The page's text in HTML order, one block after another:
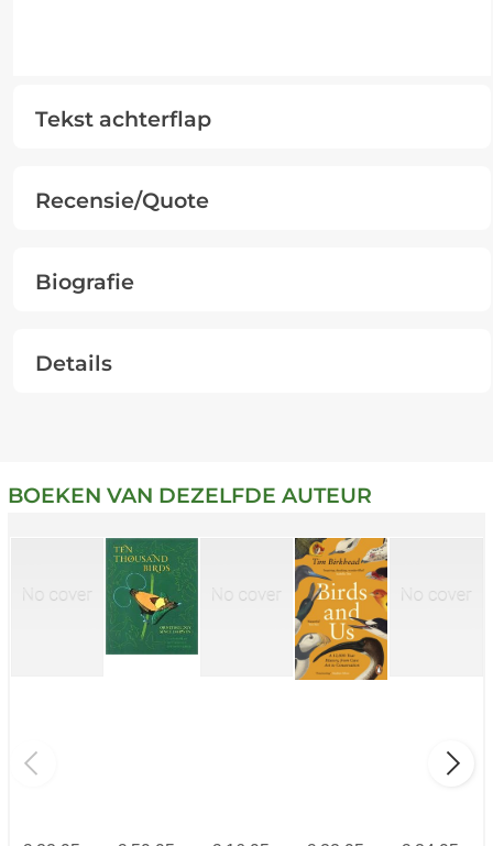
Tekst achterflap
Recensie/Quote
Biografie
Details
BOEKEN VAN DEZELFDE AUTEUR